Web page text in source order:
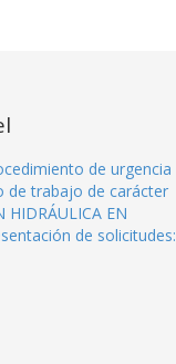
de urgencia
de trabajo de carácter
HIDRÁULICA EN
de solicitudes: